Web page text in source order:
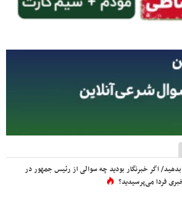
اگر خبرنگار بودید چه سوالی از رئیس جمهور در
فردا می‌پرسیدید؟